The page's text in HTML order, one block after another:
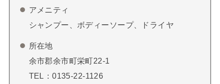
アメニティ
シャンプー、ボディーソープ、ドライヤ
所在地
余市郡余市町栄町22-1
TEL：0135-22-1126